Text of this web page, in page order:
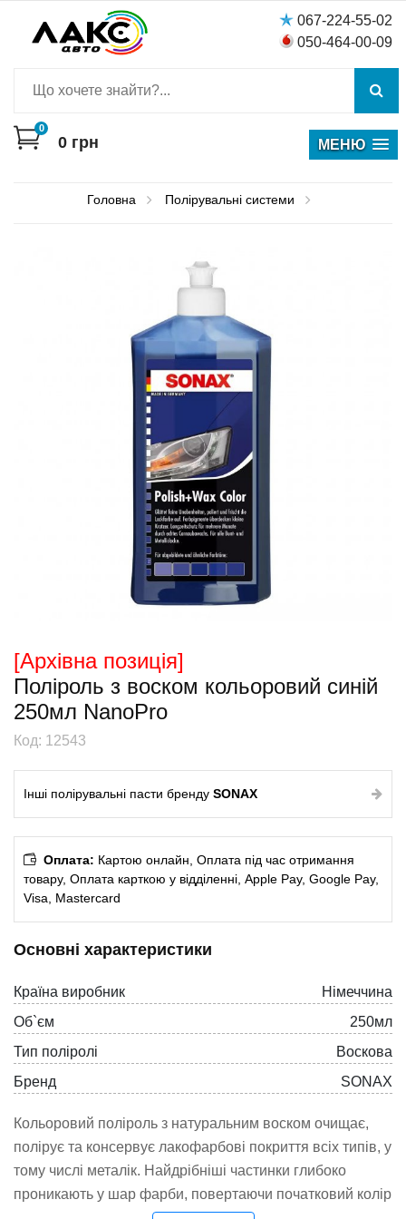
067-224-55-02
050-464-00-09
0
0 грн МЕНЮ
Головна Полірувальні системи
[Архiвна позицiя]
Поліроль з воском кольоровий синій
250мл NanoPro
Код: 12543
Інші полірувальні пасти бренду SONAX
Оплата: Картою онлайн, Оплата під час отримання
товару, Оплата карткою у відділенні, Apple Pay, Google Pay,
Visa, Mastercard
Основні характеристики
Країна виробник
Німеччина
Об`єм
250мл
Тип поліролі
Воскова
Бренд
SONAX
Кольоровий поліроль з натуральним воском очищає,
полірує та консервує лакофарбові покриття всіх типів, у
тому числі металік. Найдрібніші частинки глибоко
проникають у шар фарби, повертаючи початковий колір